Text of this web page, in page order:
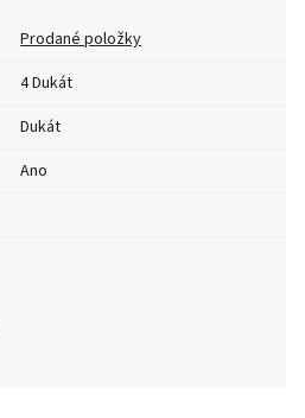
Prodané položky
4 Dukát
Dukát
Ano